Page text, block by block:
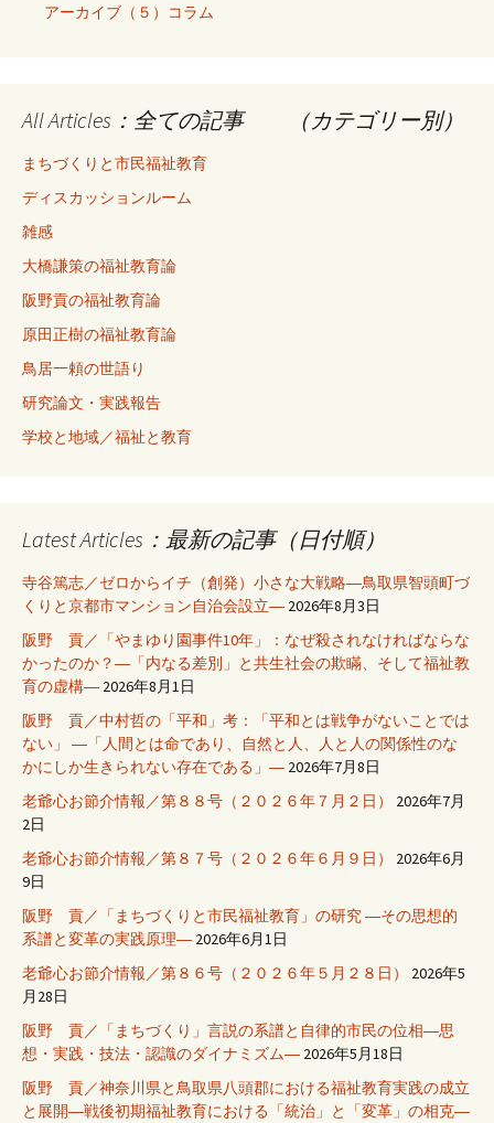
アーカイブ（５）コラム
All Articles：全ての記事 （カテゴリー別）
まちづくりと市民福祉教育
ディスカッションルーム
雑感
大橋謙策の福祉教育論
阪野貢の福祉教育論
原田正樹の福祉教育論
鳥居一頼の世語り
研究論文・実践報告
学校と地域／福祉と教育
Latest Articles：最新の記事（日付順）
寺谷篤志／ゼロからイチ（創発）小さな大戦略―鳥取県智頭町づ
くりと京都市マンション自治会設立― 2026年8月3日
阪野 貢／「やまゆり園事件10年」：なぜ殺されなければならな
かったのか？―「内なる差別」と共生社会の欺瞞、そして福祉教
育の虚構― 2026年8月1日
阪野 貢／中村哲の「平和」考：「平和とは戦争がないことでは
ない」 ―「人間とは命であり、自然と人、人と人の関係性のな
かにしか生きられない存在である」― 2026年7月8日
老爺心お節介情報／第８８号（２０２６年７月２日）
2026年7月
2日
老爺心お節介情報／第８７号（２０２６年６月９日）
2026年6月
9日
阪野 貢／「まちづくりと市民福祉教育」の研究 ―その思想的
系譜と変革の実践原理― 2026年6月1日
老爺心お節介情報／第８６号（２０２６年５月２８日）
2026年5
月28日
阪野 貢／「まちづくり」言説の系譜と自律的市民の位相―思
想・実践・技法・認識のダイナミズム― 2026年5月18日
阪野 貢／神奈川県と鳥取県八頭郡における福祉教育実践の成立
と展開―戦後初期福祉教育における「統治」と「変革」の相克―